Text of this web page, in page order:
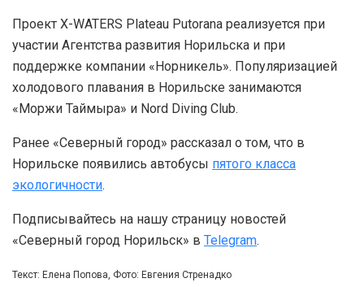
Проект X-WATERS Plateau Putorana реализуется при
участии Агентства развития Норильска и при
поддержке компании «Норникель». Популяризацией
холодового плавания в Норильске занимаются
«Моржи Таймыра» и Nord Diving Club.
Ранее «Северный город» рассказал о том, что в
Норильске появились автобусы пятого класса
экологичности.
Подписывайтесь на нашу страницу новостей
«Северный город Норильск» в Telegram.
Текст: Елена Попова, Фото: Евгения Стренадко